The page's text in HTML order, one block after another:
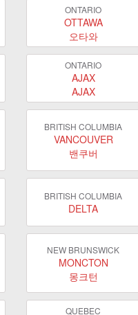
ONTARIO
OTTAWA
오타와
ONTARIO
AJAX
AJAX
BRITISH COLUMBIA
VANCOUVER
밴쿠버
BRITISH COLUMBIA
DELTA
NEW BRUNSWICK
MONCTON
몽크턴
QUEBEC